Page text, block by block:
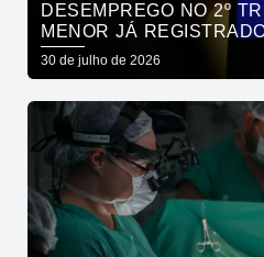
DESEMPREGO NO 2º
MENOR JÁ
30 de julho de 2026